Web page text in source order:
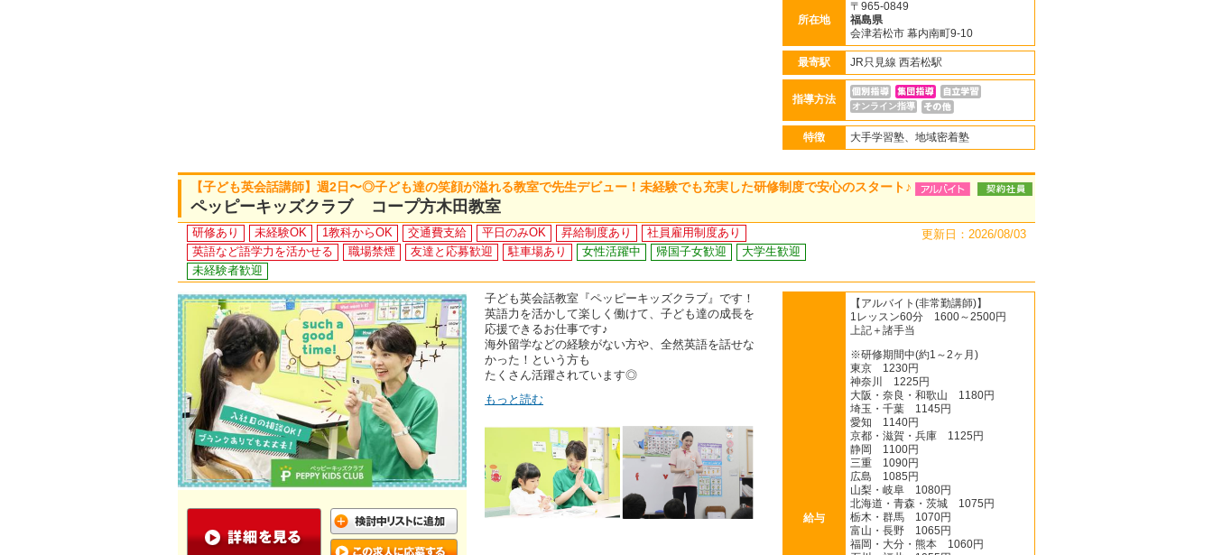
所在地
〒965-0849
福島県
会津若松市 幕内南町9-10
最寄駅 JR只見線 西若松駅
指導方法
オンライン指導
特徴 大手学習塾、地域密着塾
【子ども英会話講師】週2日〜◎子ども達の笑顔が溢れる教室で先生デビュー！未経験でも充実した研修制度で安心のスタート♪
ペッピーキッズクラブ コープ方木田教室
研修あり 未経験OK 1教科からOK 交通費支給 平日のみOK 昇給制度あり
社員雇用制度あり
英語など語学力を活かせる
職場禁煙 友達と応募歓迎 駐車場あり 女性活躍中 帰国子女歓迎
大学生歓迎
未経験者歓迎
更新日：2026/08/03
子ども英会話教室『ペッピーキッズクラブ』です！
英語力を活かして楽しく働けて、子ども達の成長を
応援できるお仕事です♪
海外留学などの経験がない方や、全然英語を話せな
かった！という方も
たくさん活躍されています◎
もっと読む
給与
【アルバイト(非常勤講師)】
1レッスン60分 1600～2500円
上記＋諸手当
※研修期間中(約1～2ヶ月)
東京 1230円
神奈川 1225円
大阪・奈良・和歌山 1180円
埼玉・千葉 1145円
愛知 1140円
京都・滋賀・兵庫 1125円
静岡 1100円
三重 1090円
広島 1085円
山梨・岐阜 1080円
北海道・青森・茨城 1075円
栃木・群馬 1070円
富山・長野 1065円
福岡・大分・熊本 1060円